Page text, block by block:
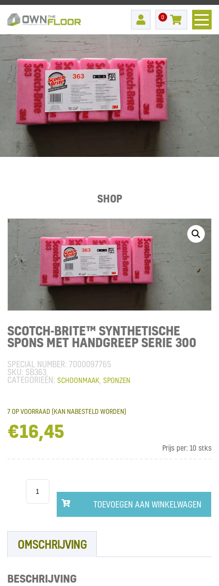
0
SHOP
SCOTCH-BRITE™ SYNTHETISCHE
SPONS MET HANDGREEP SERIE 300
SPECIAL NUMBER: 7000097765
SB363
CATEGORIEËN: SCHOONMAAK SPONZEN
7 OP VOORRAAD (KAN NABESTELD WORDEN)
€16,45
Prijs per: 10 stks
Scotch-
Brite™
Synthetische
spons
handgreep
300
TOEVOEGEN AAN WINKELWAGEN
OMSCHRIJVING
BESCHRIJVING